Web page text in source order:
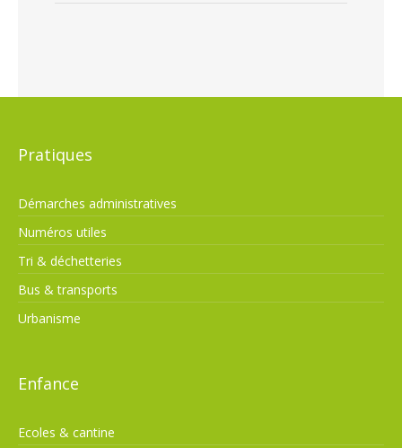
Pratiques
Démarches administratives
Numéros utiles
Tri & déchetteries
Bus & transports
Urbanisme
Enfance
Ecoles & cantine